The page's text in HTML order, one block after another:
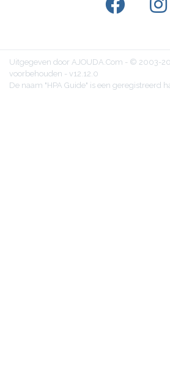
Uitgegeven door AJOUDA.Com - © 2003-
voorbehouden - v12.12.0
De naam "HPA Guide" is een geregistreerd